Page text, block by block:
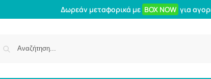
Δωρεάν μεταφορικά με BOX NOW για